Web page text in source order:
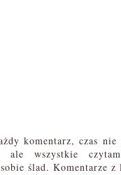
komentarz, czas
ale wszystkie
ślad. Komentarze z